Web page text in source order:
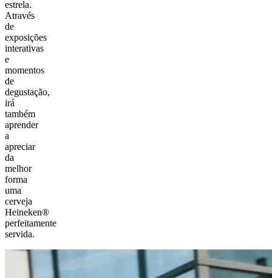
estrela.
Através
de
exposições
interativas
e
momentos
de
degustação,
irá
também
aprender
a
apreciar
da
melhor
forma
uma
cerveja
Heineken®
perfeitamente
servida.